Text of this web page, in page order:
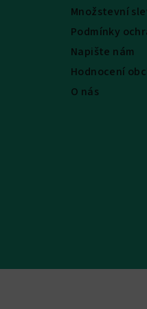
Množstevní
Podmínky
Napište nám
Hodnocení
O nás